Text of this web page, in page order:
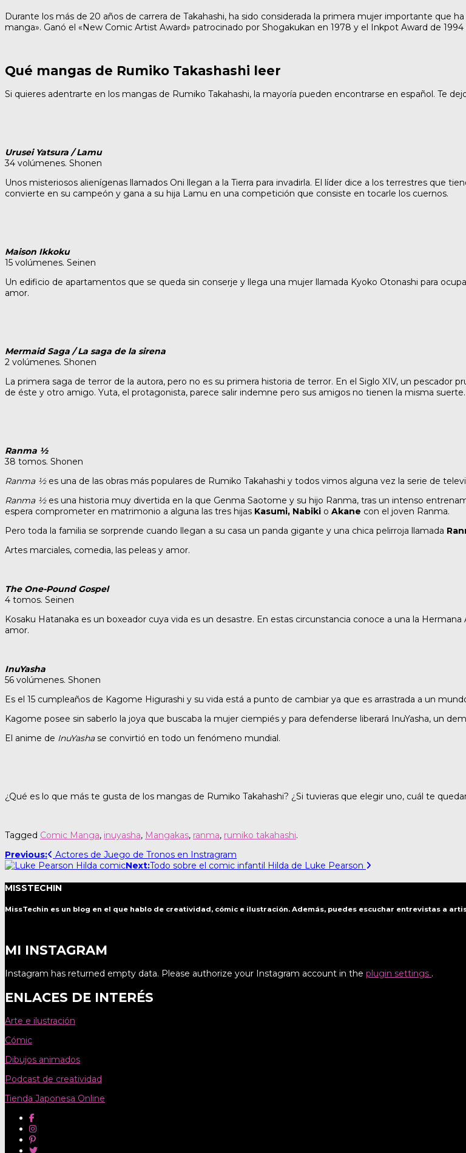
Durante los más de 20 años de carrera de Takahashi, ha sido considerada la primera mujer importante que
manga». Ganó el «New Comic Artist Award» patrocinado por Shogakukan en 1978 y el Inkpot Award de 1994
Qué mangas de Rumiko Takashashi leer
Si quieres adentrarte en los mangas de Rumiko Takahashi, la mayoría pueden encontrarse en español. Te
Urusei Yatsura / Lamu
34 volúmenes. Shonen
Unos misteriosos alienígenas llamados Oni llegan a la Tierra para invadirla. El líder dice a los terrestres que
convierte en su campeón y gana a su hija Lamu en una competición que consiste en tocarle los cuernos.
Maison Ikkoku
15 volúmenes. Seinen
Un edificio de apartamentos que se queda sin conserje y llega una mujer llamada Kyoko Otonashi para
amor.
Mermaid Saga / La saga de la sirena
2 volúmenes. Shonen
La primera saga de terror de la autora, pero no es su primera historia de terror. En el Siglo XIV, un pescador
de éste y otro amigo. Yuta, el protagonista, parece salir indemne pero sus amigos no tienen la misma
Ranma ½
38 tomos. Shonen
Ranma ½es una de las obras más populares de Rumiko Takahashi y todos vimos alguna vez la serie de
Ranma ½es una historia muy divertida en la que Genma Saotome y su hijo Ranma, tras un intenso
espera comprometer en matrimonio a alguna las tres hijas Kasumi, Nabiki o Akane con el joven Ranma.
Pero toda la familia se sorprende cuando llegan a su casa un panda gigante y una chica pelirroja llamada
Artes marciales, comedia, las peleas y amor.
The One-Pound Gospel
4 tomos. Seinen
Kosaku Hatanaka es un boxeador cuya vida es un desastre. En estas circunstancia conoce a una la
amor.
InuYasha
56 volúmenes. Shonen
Es el 15 cumpleaños de Kagome Higurashi y su vida está a punto de cambiar ya que es arrastrada a un
Kagome posee sin saberlo la joya que buscaba la mujer ciempiés y para defenderse liberará InuYasha, un
El anime de InuYashase convirtió en todo un fenómeno mundial.
¿Qué es lo que más te gusta de los mangas de Rumiko Takahashi? ¿Si tuvieras que elegir uno, cuál te
Tagged Comic Manga, inuyasha, Mangakas, ranma, rumiko takahashi.
Post
navigation
Previous:
Actores de Juego de Tronos en Instragram
Next:Todo sobre el comic infantil Hilda de Luke Pearson
MISSTECHIN
MissTechin es un blog en el que hablo de creatividad, cómic e ilustración. Además, puedes escuchar entrevistas a
MI INSTAGRAM
Instagram has returned empty data. Please authorize your Instagram account in the plugin settings .
ENLACES DE INTERÉS
Arte e ilustración
Cómic
Dibujos animados
Podcast de creatividad
Tienda Japonesa Online